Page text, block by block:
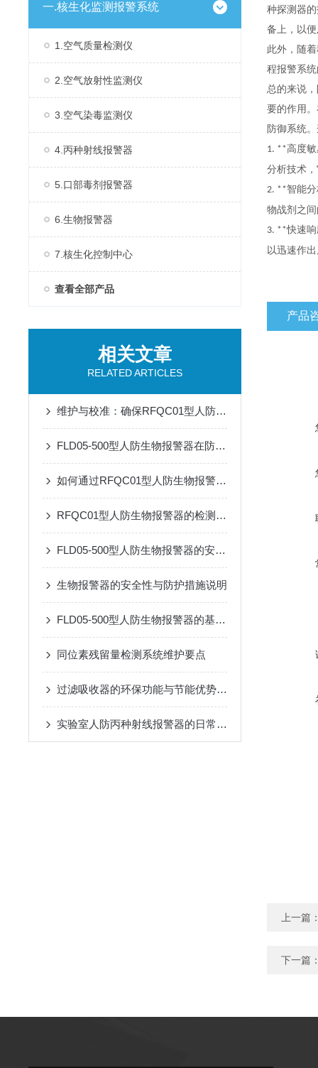
一.核生化监测报警系统
1.空气质量检测仪
2.空气放射性监测仪
3.空气染毒监测仪
4.丙种射线报警器
5.口部毒剂报警器
6.生物报警器
7.核生化控制中心
查看全部产品
相关文章
RELATED ARTICLES
维护与校准：确保RFQC01型人防生物报警器长期有效
FLD05-500型人防生物报警器在防护中的关键作用
如何通过RFQC01型人防生物报警器提高应急防护能力？
RFQC01型人防生物报警器的检测精度与环境适应性分析
FLD05-500型人防生物报警器的安装与维护指南
生物报警器的安全性与防护措施说明
FLD05-500型人防生物报警器的基本原理、功能和在安全监控中的作用
同位素残留量检测系统维护要点
过滤吸收器的环保功能与节能优势概述
实验室人防丙种射线报警器的日常巡检应用工艺
种探测器
备上，以
此外，随
程报警系
总的来说
要的作用
防御系统
1. **高度
分析技术
2. **智能
物战剂之
3. **快速
以迅速作
产品
上一篇
下一篇